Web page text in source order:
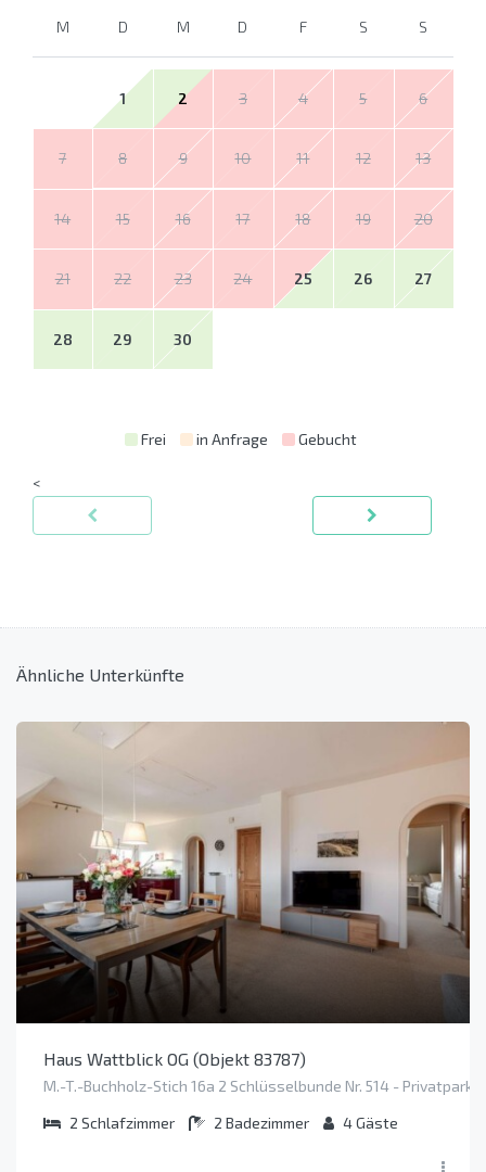
M D M D F S S
1 2 3 4 5 6
7 8 9 10 11 12 13
14 15 16 17 18 19 20
21 22 23 24 25 26 27
28 29 30
Frei in Anfrage Gebucht
<
Ähnliche Unterkünfte
Haus Wattblick OG (Objekt 83787)
M.-T.-Buchholz-Stich 16a 2 Schlüsselbunde Nr. 514 -
2 Schlafzimmer 2 Badezimmer 4Gäste